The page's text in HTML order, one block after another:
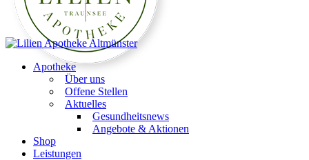
Apotheke
Über uns
Offene Stellen
Aktuelles
Gesundheitsnews
Angebote & Aktionen
Shop
Leistungen